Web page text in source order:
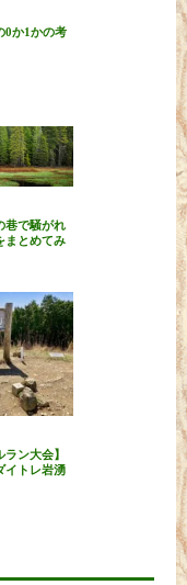
0か1かの考
巷で騒がれ
まとめてみ
ラン大会】
イトレ岩湧